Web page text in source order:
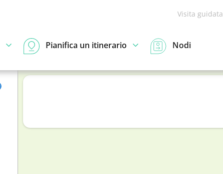
Visita guidata
Pianifica un itinerario Nodi